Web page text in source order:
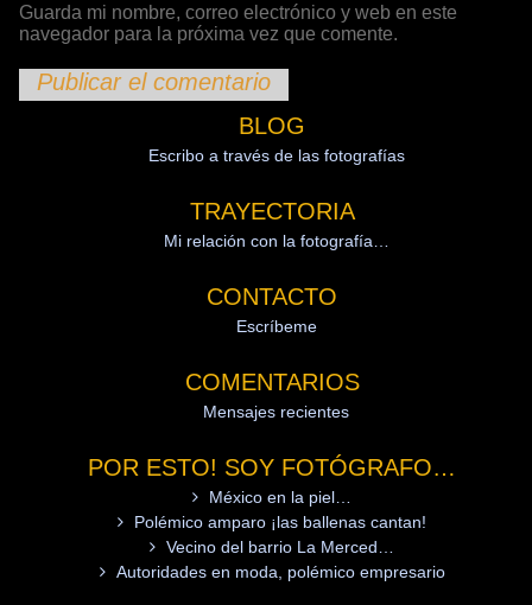
Guarda mi nombre, correo electrónico y web en este
navegador para la próxima vez que comente.
BLOG
Escribo a través de las fotografías
TRAYECTORIA
Mi relación con la fotografía…
CONTACTO
Escríbeme
COMENTARIOS
Mensajes recientes
POR ESTO! SOY FOTÓGRAFO…
México en la piel…
Polémico amparo ¡las ballenas cantan!
Vecino del barrio La Merced…
Autoridades en moda, polémico empresario